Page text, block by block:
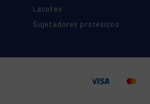
Lacotex
Sujetadores protésicos